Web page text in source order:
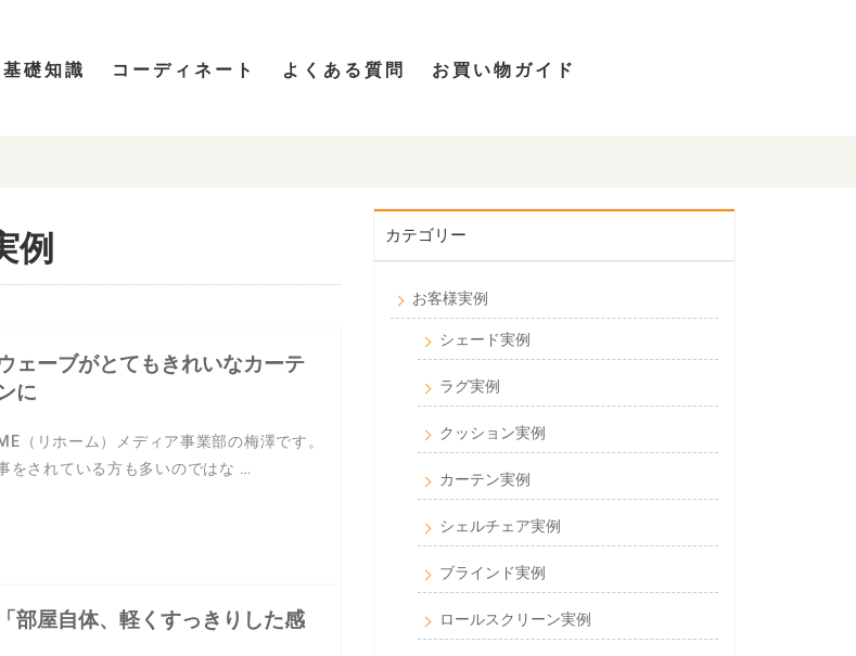
基礎知識 コーディネート よくある質問 お買い物ガイド
例
ェーブがとてもきれいなカーテ
に
（リホーム）メディア事業部の梅澤です。
をされている方も多いのではな …
部屋自体、軽くすっきりした感
カテゴリー
お客様実例
シェード実例
ラグ実例
クッション実例
カーテン実例
シェルチェア実例
ブラインド実例
ロールスクリーン実例